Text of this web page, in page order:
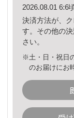
2026.08.01 6:6
決済方法が、
す。その他の
さい。
※土・日・祝日
のお届けにお